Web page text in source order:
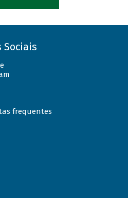
Sociais
frequentes